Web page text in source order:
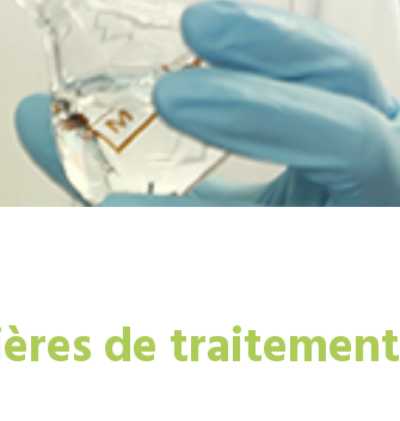
de traitement